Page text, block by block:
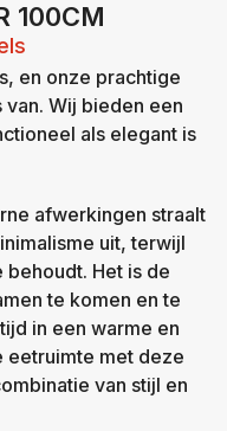
100CM
en onze prachtige
Wij bieden een
als elegant is
afwerkingen straalt
uit, terwijl
behoudt. Het is de
te komen en te
in een warme en
eetruimte met deze
van stijl en